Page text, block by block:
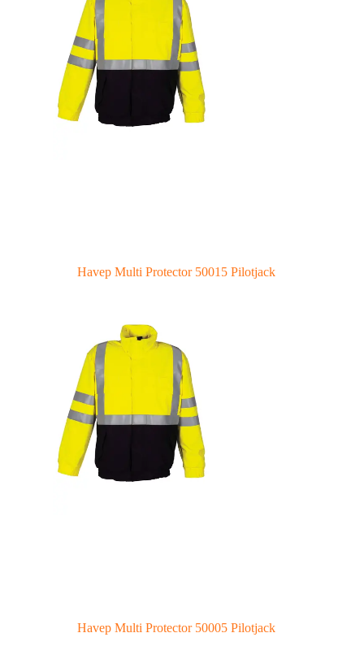
Havep Multi Protector 50015 Pilotjack
Havep Multi Protector 50005 Pilotjack